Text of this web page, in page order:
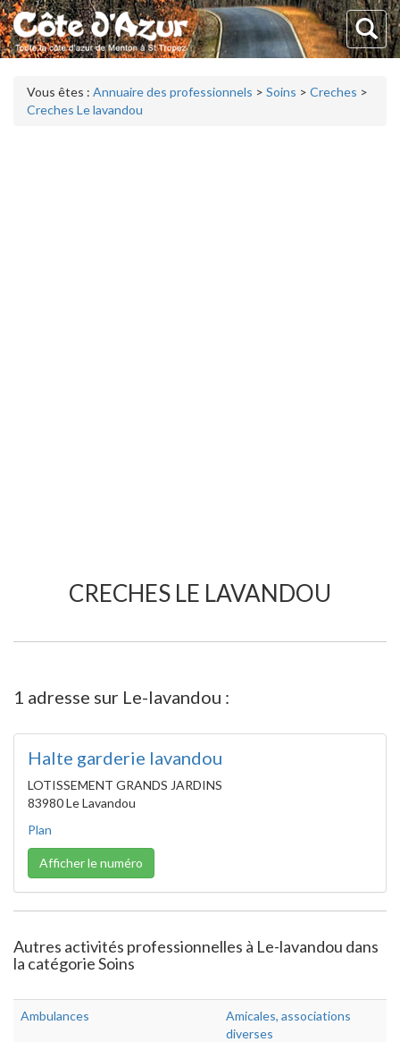
Vous êtes : Annuaire des professionnels > Soins > Creches >
Creches Le lavandou
CRECHES LE LAVANDOU
1 adresse sur Le-lavandou :
Halte garderie lavandou
LOTISSEMENT GRANDS JARDINS
83980 Le Lavandou
Plan
Afficher le numéro
Autres activités professionnelles à Le-lavandou dans
la catégorie Soins
Ambulances
Amicales, associations
diverses